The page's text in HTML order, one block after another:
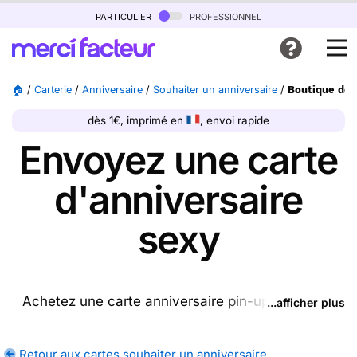
particulier professionnel
🏠 / Carterie / Anniversaire / Souhaiter un anniversaire / Boutique de
dès 1€, imprimé en , envoi rapide
Envoyez une carte
d'anniversaire
sexy
Achetez une carte anniversaire pin-up ptrésente
...afficher plus